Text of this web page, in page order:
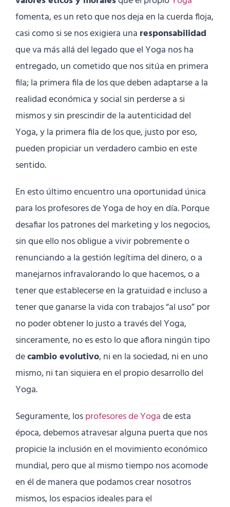
fomenta, es un reto que nos deja en la cuerda floja,
casi como si se nos exigiera una responsabilidad
que va más allá del legado que el Yoga nos ha
entregado, un cometido que nos sitúa en primera
fila; la primera fila de los que deben adaptarse a la
realidad económica y social sin perderse a si
mismos y sin prescindir de la autenticidad del
Yoga, y la primera fila de los que, justo por eso,
pueden propiciar un verdadero cambio en este
sentido.
En esto último encuentro una oportunidad única
para los profesores de Yoga de hoy en día. Porque
desafiar los patrones del marketing y los negocios,
sin que ello nos obligue a vivir pobremente o
renunciando a la gestión legítima del dinero, o a
manejarnos infravalorando lo que hacemos, o a
tener que establecerse en la gratuidad e incluso a
tener que ganarse la vida con trabajos “al uso” por
no poder obtener lo justo a través del Yoga,
sinceramente, no es esto lo que aflora ningún tipo
decambio evolutivo, ni en la sociedad, ni en uno
mismo, ni tan siquiera en el propio desarrollo del
Yoga.
Seguramente, losprofesores de Yogade esta
época, debemos atravesar alguna puerta que nos
propicie la inclusión en el movimiento económico
mundial, pero que al mismo tiempo nos acomode
en él de manera que podamos crear nosotros
mismos, los espacios ideales para el